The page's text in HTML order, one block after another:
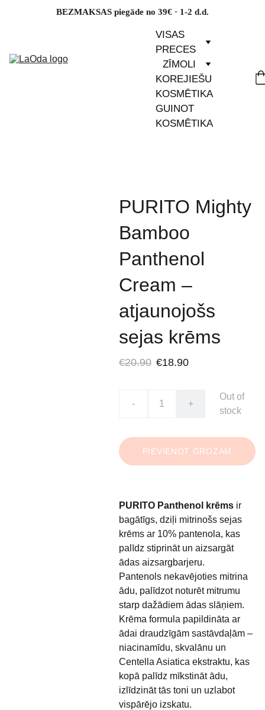
BEZMAKSAS piegāde no 39€ · 1-2 d.d.
VISAS
PRECES
ZĪMOLI
KOREJIEŠU
KOSMĒTIKA
GUINOT
KOSMĒTIKA
PURITO Mighty
Bamboo
Panthenol
Cream –
atjaunojošs
sejas krēms
€20.90 €18.90
- +
Out of
stock
PIEVIENOT GROZAM
PURITO Panthenol krēmsir
bagātīgs, dziļi mitrinošs sejas
krēms ar 10% pantenola, kas
palīdz stiprināt un aizsargāt
ādas aizsargbarjeru.
Pantenols nekavējoties mitrina
ādu, palīdzot noturēt mitrumu
starp dažādiem ādas slāņiem.
Krēma formula papildināta ar
ādai draudzīgām sastāvdaļām –
niacinamīdu, skvalānu un
Centella Asiatica ekstraktu, kas
kopā palīdz mīkstināt ādu,
izlīdzināt tās toni un uzlabot
vispārējo izskatu.